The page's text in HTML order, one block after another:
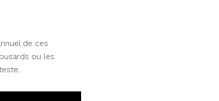
de ces
ou les